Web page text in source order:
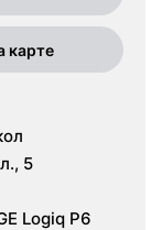
карте
5
Logiq P6